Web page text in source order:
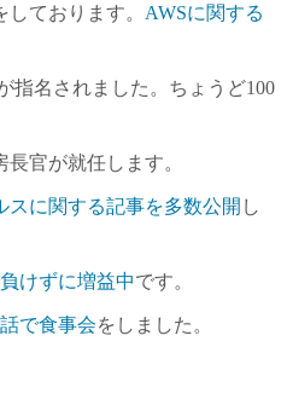
ております。 AWSに関する
指名されました。ちょうど100
長官が就任します。
スに関する記事を多数公開 し
けずに増益中です。
で食事会をしました。